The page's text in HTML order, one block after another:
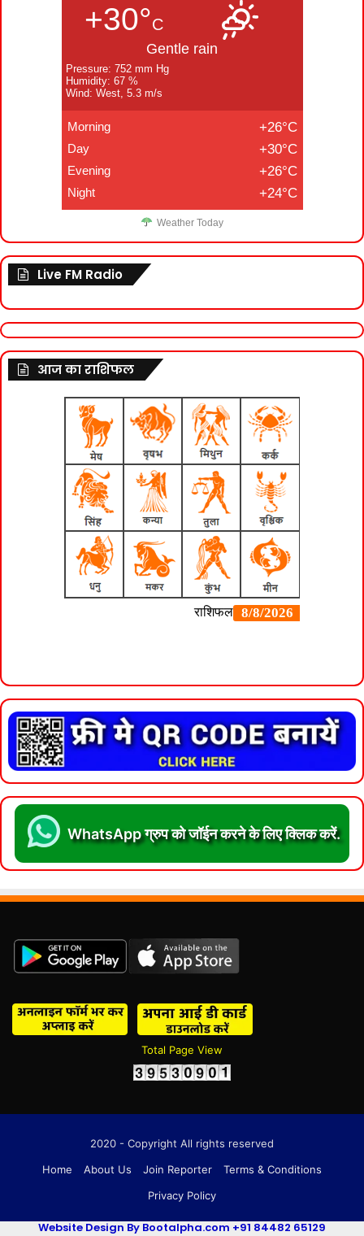
+30°C
Gentle rain
Pressure: 752 mm Hg
Humidity: 67 %
Wind: West, 5.3 m/s
Morning +26°C
Day +30°C
Evening +26°C
Night +24°C
Weather Today
Live FM Radio
आज का राशिफल
WhatsApp ग्रुप को जॉईन करने के लिए क्लिक करें.
Total Page View
2020 - Copyright All rights reserved
Home
About Us Join Reporter
Terms & Conditions
Privacy Policy
Website Design By Bootalpha.com +91 84482 65129